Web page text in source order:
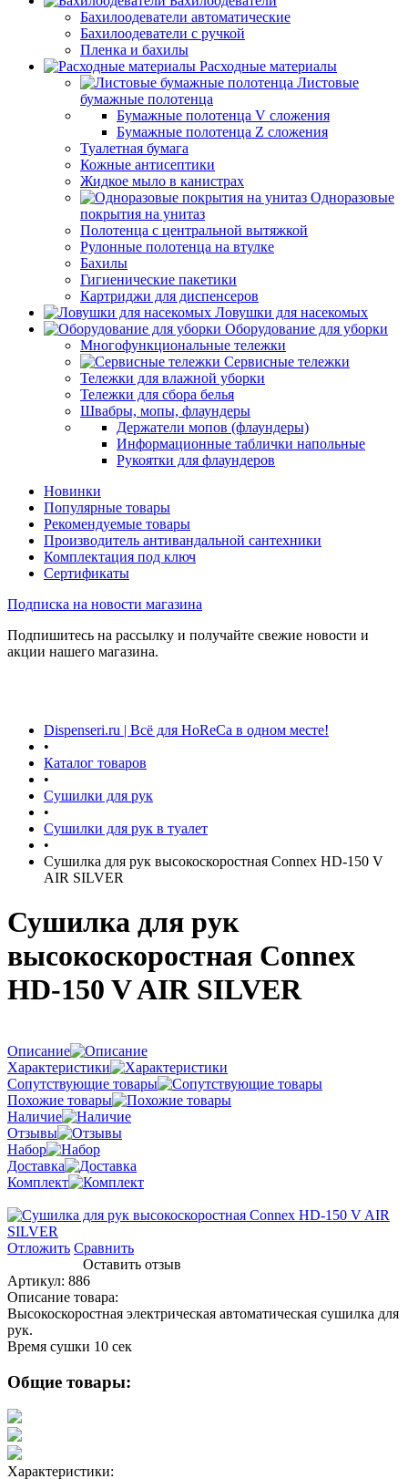
Бахилоодеватели автоматические
Бахилоодеватели с ручкой
Пленка и бахилы
Расходные материалы
Листовые
бумажные полотенца
Бумажные полотенца V сложения
Бумажные полотенца Z сложения
Туалетная бумага
Кожные антисептики
Жидкое мыло в канистрах
Одноразовые
покрытия на унитаз
Полотенца с центральной вытяжкой
Рулонные полотенца на втулке
Бахилы
Гигиенические пакетики
Картриджи для диспенсеров
Ловушки для насекомых
Оборудование для уборки
Многофункциональные тележки
Сервисные тележки
Тележки для влажной уборки
Тележки для сбора белья
Швабры, мопы, флаундеры
Держатели мопов (флаундеры)
Информационные таблички напольные
Рукоятки для флаундеров
Новинки
Популярные товары
Рекомендуемые товары
Производитель антивандальной сантехники
Комплектация под ключ
Сертификаты
Подписка на новости магазина
Подпишитесь на рассылку и получайте свежие новости и
акции нашего магазина.
Dispenseri.ru | Всё для HoReCa в одном месте!
•
Каталог товаров
•
Сушилки для рук
•
Сушилки для рук в туалет
•
Сушилка для рук высокоскоростная Connex HD-150 V
AIR SILVER
Сушилка для рук
высокоскоростная Connex
HD-150 V AIR SILVER
Описание
Характеристики
Сопутствующие товары
Похожие товары
Наличие
Отзывы
Набор
Доставка
Комплект
Отложить Сравнить
Оставить отзыв
Артикул: 886
Описание товара:
Высокоскоростная электрическая автоматическая сушилка для
рук.
Время сушки 10 сек
Общие товары:
Характеристики: